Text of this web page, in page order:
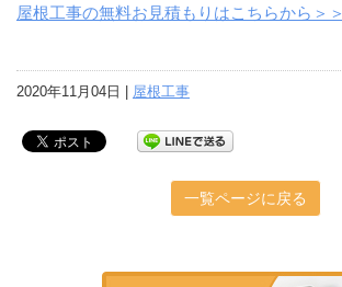
屋根工事の無料お見積もりはこちらから＞＞
2020年11月04日 | 屋根工事
一覧ページに戻る